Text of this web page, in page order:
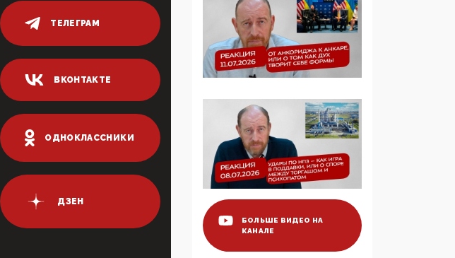
5G за счет здоровья
граждан: Минцифры
намерено отобрать у
регионов и
муниципалитетов право
защищать жилые дома
и социальные объекты
от ЭМИ
05:58, 26 Мая 2026
Роскомнадзор
освободили от борца с
деструктивным и
опасным контентом
07:39, 25 Мая 2026
БОЛЬШЕ ВИДЕО НА
КАНАЛЕ
ТЕЛЕГРАМ
ВКОНТАКТЕ
ОДНОКЛАССНИКИ
ДЗЕН